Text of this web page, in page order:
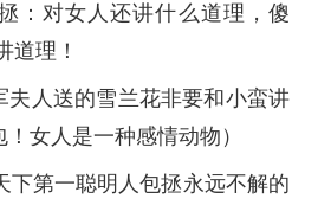
：对女人还讲什么道理，傻
道理！
夫人送的雪兰花非要和小蛮讲
女人是一种感情动物）
下第一聪明人包拯永远不解的